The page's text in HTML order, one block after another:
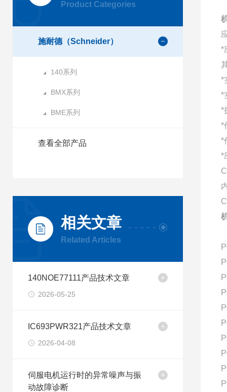
Product Categories
施耐德（Schneider）
140系列
BMX系列
BME系列
查看全部产品
相关文章
Related Articles
140NOE77111产品技术文章
2026-05-25
IC693PWR321产品技术文章
2026-04-08
伺服电机运行时的异常噪声与振
动故障诊断
*
*
*
*
*
*
*